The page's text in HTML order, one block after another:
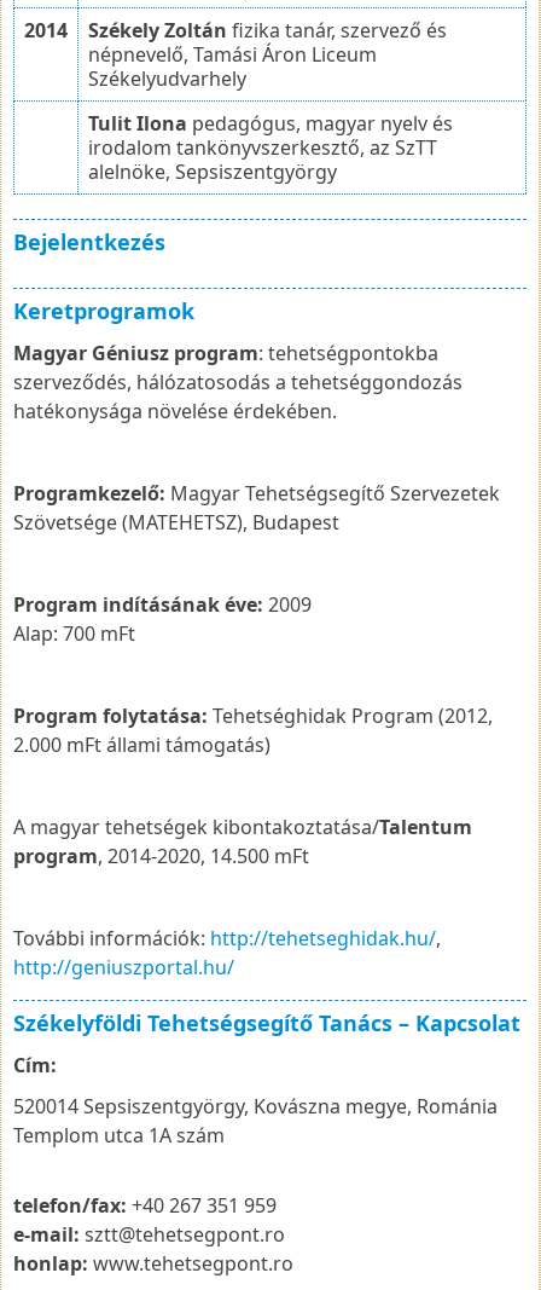
2014
Székely Zoltán fizika tanár, szervező és
népnevelő, Tamási Áron Liceum
Székelyudvarhely
Tulit Ilona pedagógus, magyar nyelv és
irodalom tankönyvszerkesztő, az SzTT
alelnöke, Sepsiszentgyörgy
Bejelentkezés
Keretprogramok
Magyar Géniusz program: tehetségpontokba
szerveződés, hálózatosodás a tehetséggondozás
hatékonysága növelése érdekében.
Programkezelő: Magyar Tehetségsegítő Szervezetek
Szövetsége (MATEHETSZ), Budapest
Program indításának éve: 2009
Alap: 700 mFt
Program folytatása: Tehetséghidak Program (2012,
2.000 mFt állami támogatás)
A magyar tehetségek kibontakoztatása/Talentum
program, 2014-2020, 14.500 mFt
További információk: http://tehetseghidak.hu/,
http://geniuszportal.hu/
Székelyföldi Tehetségsegítő Tanács – Kapcsolat
Cím:
520014 Sepsiszentgyörgy, Kovászna megye, Románia
Templom utca 1A szám
telefon/fax: +40 267 351 959
e-mail: sztt@tehetsegpont.ro
honlap: www.tehetsegpont.ro